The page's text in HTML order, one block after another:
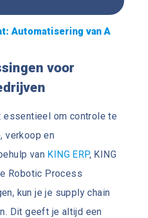
Automatisering van A
voor
essentieel om controle te
verkoop en
van KING ERP, KING
Robotic Process
kun je je supply chain
Dit geeft je altijd een